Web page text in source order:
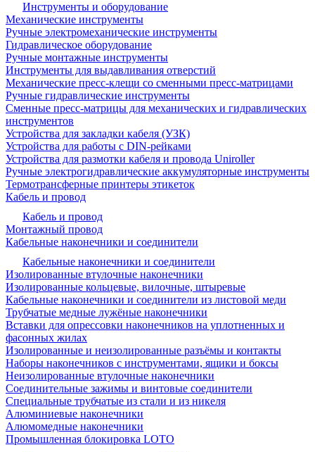
Инструменты и оборудование
Механические инструменты
Ручные электромеханические инструменты
Гидравлическое оборудование
Ручные монтажные инструменты
Инструменты для выдавливания отверстий
Механические пресс-клещи со сменными пресс-матрицами
Ручные гидравлические инструменты
Сменные пресс-матрицы для механических и гидравлических
инструментов
Устройства для закладки кабеля (УЗК)
Устройства для работы с DIN-рейками
Устройства для размотки кабеля и провода Uniroller
Ручные электрогидравлические аккумуляторные инструменты
Термотрансферные принтеры этикеток
Кабель и провод
Кабель и провод
Монтажный провод
Кабельные наконечники и соединители
Кабельные наконечники и соединители
Изолированные втулочные наконечники
Изолированные кольцевые, вилочные, штыревые
Кабельные наконечники и соединители из листовой меди
Трубчатые медные лужёные наконечники
Вставки для опрессовки наконечников на уплотненных и
фасонных жилах
Изолированные и неизолированные разъёмы и контакты
Наборы наконечников с инструментами, ящики и боксы
Неизолированные втулочные наконечники
Соединительные зажимы и винтовые соединители
Специальные трубчатые из стали и из никеля
Алюминиевые наконечники
Алюмомедные наконечники
Промышленная блокировка LOTO